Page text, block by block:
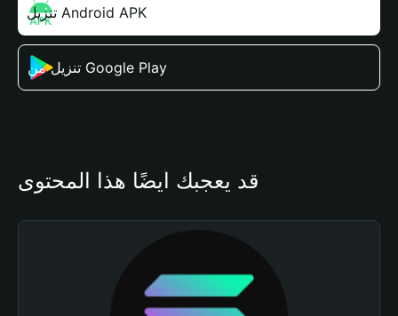
تنزيل Android APK
تنزيل من Google Play
قد يعجبك أيضًا هذا المحتوى